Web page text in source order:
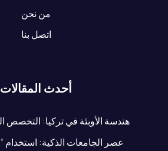
من نحن
اتصل بنا
أحدث المقالات
هندسة الأوبئة في تركيا: التخصص
عصر الجامعات الذكية: استخدام